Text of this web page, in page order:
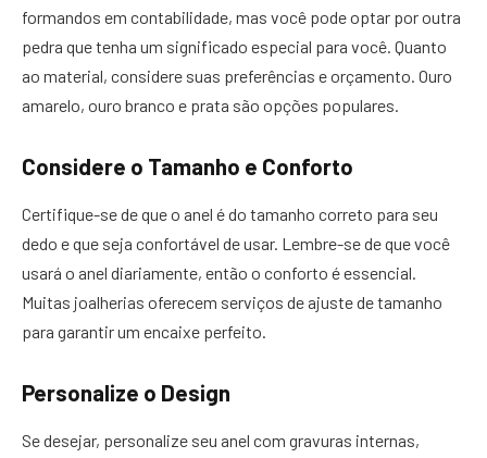
formandos em contabilidade, mas você pode optar por outra
pedra que tenha um significado especial para você. Quanto
ao material, considere suas preferências e orçamento. Ouro
amarelo, ouro branco e prata são opções populares.
Considere o Tamanho e Conforto
Certifique-se de que o anel é do tamanho correto para seu
dedo e que seja confortável de usar. Lembre-se de que você
usará o anel diariamente, então o conforto é essencial.
Muitas joalherias oferecem serviços de ajuste de tamanho
para garantir um encaixe perfeito.
Personalize o Design
Se desejar, personalize seu anel com gravuras internas,